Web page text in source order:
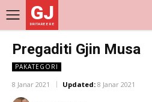
GJ
DRITARE E RE
Pregaditi Gjin Musa
PAKATEGORI
8 Janar 2021 Updated: 8 Janar 2021